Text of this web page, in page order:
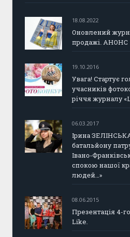
18.08.2022
Оновлений
продажі. АНОНС
19.10.2016
Увага! Стартує
учасників
річчя журналу
06.03.2017
Ірина
батальйону
Івано-
спокою нашої
людей…»
08.06.2015
Презентація 4-
Like.